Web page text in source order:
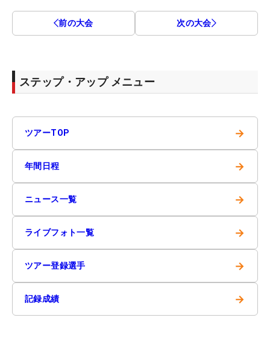
前の大会 次の大会
ステップ・アップ メニュー
ツアーTOP →
年間日程 →
ニュース一覧 →
ライブフォト一覧 →
ツアー登録選手 →
記録成績 →